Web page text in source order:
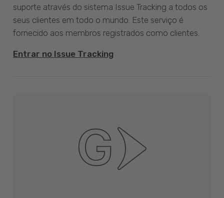
suporte através do sistema Issue Tracking a todos os
seus clientes em todo o mundo. Este serviço é
fornecido aos membros registrados como clientes.
Entrar no Issue Tracking